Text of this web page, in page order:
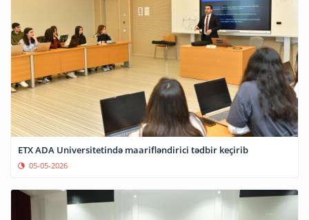
ETX ADA Universitetində maarifləndirici tədbir keçirib
05-05-2026